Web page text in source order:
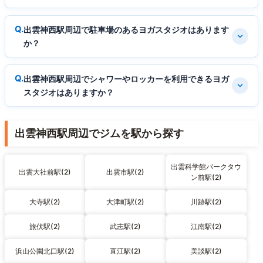
出雲神西駅周辺で駐車場のあるヨガスタジオはあります
か？
出雲神西駅周辺でシャワーやロッカーを利用できるヨガ
スタジオはありますか？
出雲神西駅周辺でジムを駅から探す
出雲大社前駅(2) 出雲市駅(2)
出雲科学館パークタウ
ン前駅(2)
大寺駅(2) 大津町駅(2) 川跡駅(2)
旅伏駅(2) 武志駅(2) 江南駅(2)
浜山公園北口駅(2) 直江駅(2) 美談駅(2)